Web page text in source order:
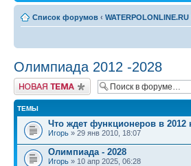
Список форумов ‹
Олимпиада 2012 -2028
Новая тема
ТЕМЫ
Что ждет функционеров в 2012
Игорь » 29 янв 2010, 18:07
Олимпиада - 2028
Игорь » 10 апр 2025, 06:28